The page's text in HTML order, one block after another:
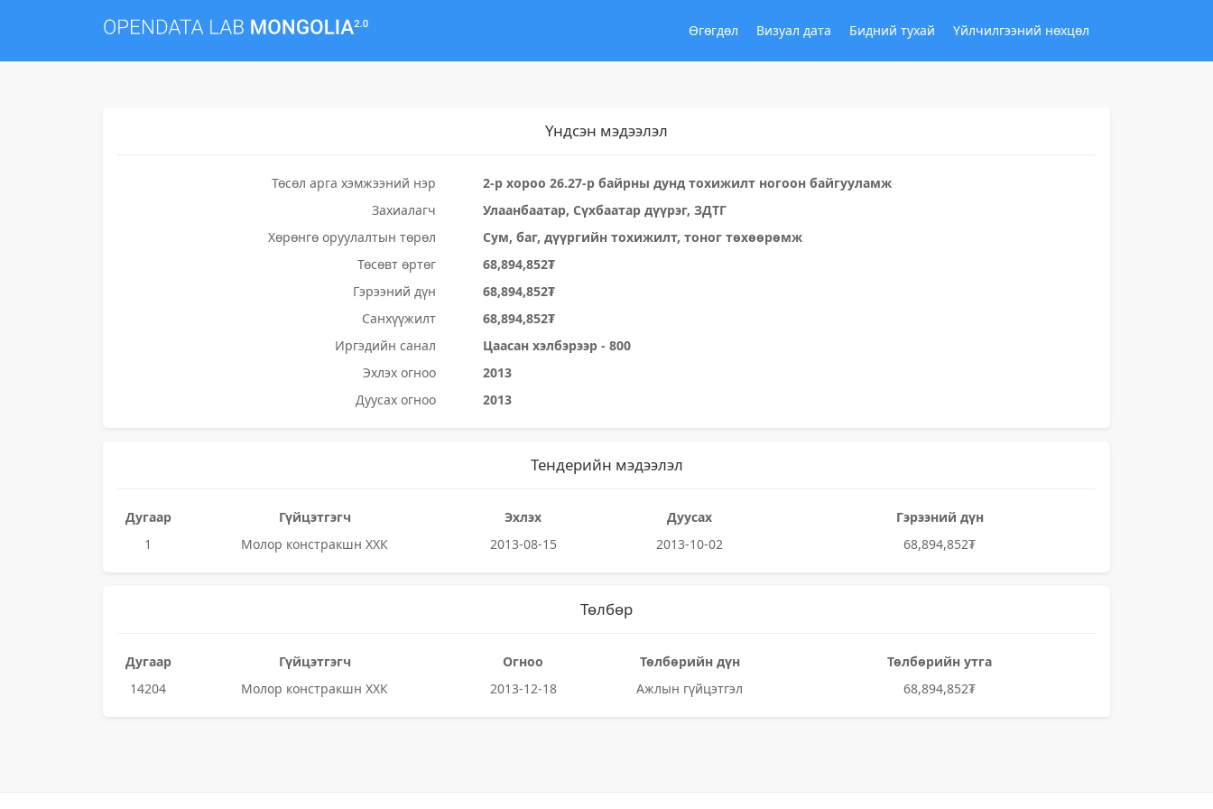
Өгөгдөл Визуал дата Бидний тухай Үйлчилгээний нөхцөл
Үндсэн мэдээлэл
Төсөл арга хэмжээний нэр
2-р хороо 26.27-р байрны дунд тохижилт ногоон байгууламж
Захиалагч
Улаанбаатар, Сүхбаатар дүүрэг, ЗДТГ
Хөрөнгө оруулалтын төрөл
Сум, баг, дүүргийн тохижилт, тоног төхөөрөмж
Төсөвт өртөг
68,894,852₮
Гэрээний дүн
68,894,852₮
Санхүүжилт
68,894,852₮
Иргэдийн санал
Цаасан хэлбэрээр - 800
Эхлэх огноо
2013
Дуусах огноо
2013
Тендерийн мэдээлэл
Дугаар Гүйцэтгэгч Эхлэх Дуусах
Гэрээний дүн
1
Молор констракшн ХХК 2013-08-15 2013-10-02 68,894,852₮
Төлбөр
Дугаар Гүйцэтгэгч Огноо Төлбөрийн дүн
Төлбөрийн утга
14204
Молор констракшн ХХК 2013-12-18 Ажлын гүйцэтгэл 68,894,852₮